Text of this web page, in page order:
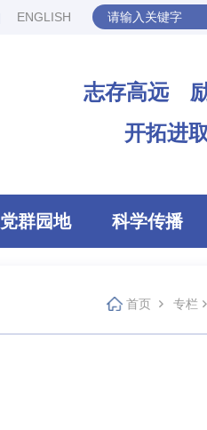
ENGLISH
志存高远
开拓进
党群园地 科学传播
首页 专栏